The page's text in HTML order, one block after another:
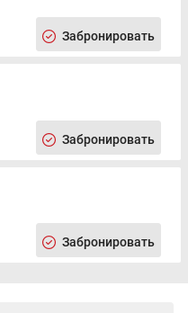
Забронировать
Забронировать
Забронировать